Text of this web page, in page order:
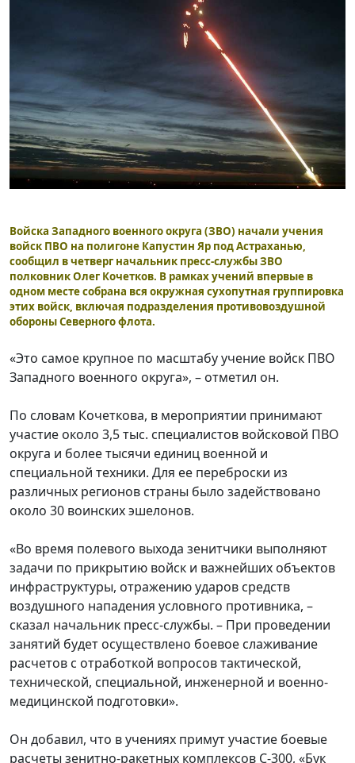
Войска Западного военного округа (ЗВО) начали учения
войск ПВО на полигоне Капустин Яр под Астраханью,
сообщил в четверг начальник пресс-службы ЗВО
полковник Олег Кочетков. В рамках учений впервые в
одном месте собрана вся окружная сухопутная группировка
этих войск, включая подразделения противовоздушной
обороны Северного флота.
«Это самое крупное по масштабу учение войск ПВО
Западного военного округа», – отметил он.
По словам Кочеткова, в мероприятии принимают
участие около 3,5 тыс. специалистов войсковой ПВО
округа и более тысячи единиц военной и
специальной техники. Для ее переброски из
различных регионов страны было задействовано
около 30 воинских эшелонов.
«Во время полевого выхода зенитчики выполняют
задачи по прикрытию войск и важнейших объектов
инфраструктуры, отражению ударов средств
воздушного нападения условного противника, –
сказал начальник пресс-службы. – При проведении
занятий будет осуществлено боевое слаживание
расчетов с отработкой вопросов тактической,
технической, специальной, инженерной и военно-
медицинской подготовки».
Он добавил, что в учениях примут участие боевые
расчеты зенитно-ракетных комплексов С-300, «Бук